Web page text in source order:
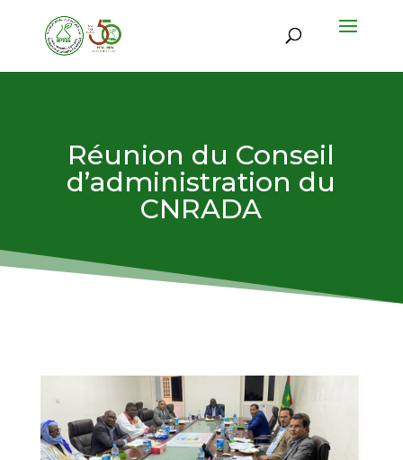
Réunion du Conseil
d’administration du
CNRADA